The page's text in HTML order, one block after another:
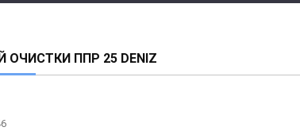
ОЧИСТКИ ППР 25 DENIZ